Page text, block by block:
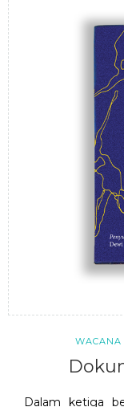
WACANA
Dalam ketiga